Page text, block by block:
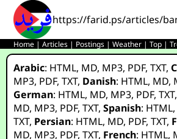
https://farid.ps/articles/
Home |Articles | Postings |Weather |Top |
Arabic: HTML, MD, MP3, PDF,TXT,
MP3, PDF,TXT, Danish: HTML, MD,
German: HTML, MD, MP3, PDF,TXT,
MD, MP3, PDF,TXT,Spanish: HTML,
TXT, Persian: HTML, MD, PDF,TXT,
MD, MP3, PDF,TXT, French: HTML,